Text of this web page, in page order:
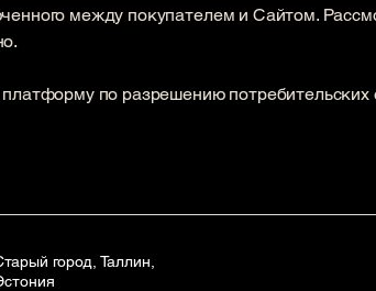
между покупателем и Сайтом.
по разрешению потребительских
город, Таллин,